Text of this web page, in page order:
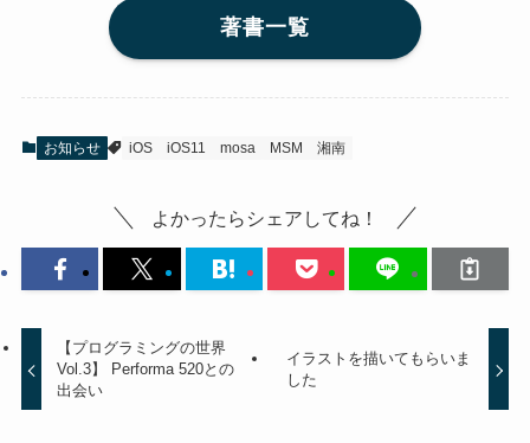
著書一覧
お知らせ iOS iOS11 mosa MSM 湘南
よかったらシェアしてね！
【プログラミングの世界
Vol.3】 Performa 520との
出会い
イラストを描いてもらいま
した